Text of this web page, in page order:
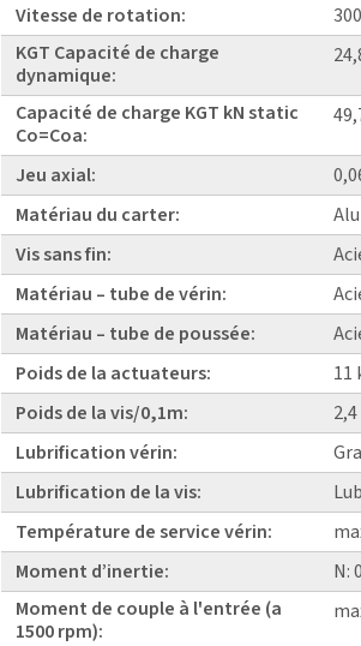
Vitesse de rotation:
KGT Capacité de charge
dynamique:
Capacité de charge KGT kN static
Co=Coa:
Jeu axial:
Matériau du carter:
Vis sans fin:
Matériau – tube de vérin:
Matériau – tube de poussée:
Poids de la actuateurs:
11
Poids de la vis/0,1m:
Lubrification vérin:
Lubrification de la vis:
Température de service vérin:
Moment d’inertie:
N:
Moment de couple à l'entrée (a
1500 rpm):